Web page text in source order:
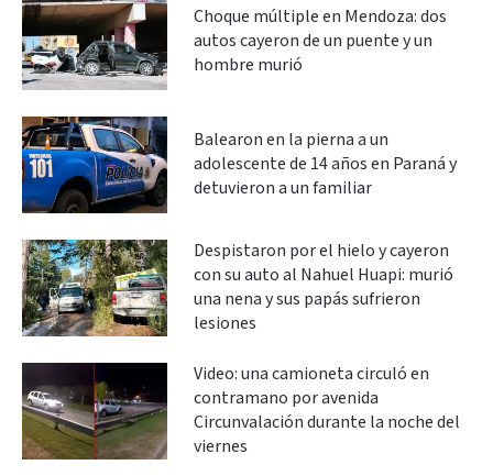
Choque múltiple en Mendoza: dos
autos cayeron de un puente y un
hombre murió
Balearon en la pierna a un
adolescente de 14 años en Paraná y
detuvieron a un familiar
Despistaron por el hielo y cayeron
con su auto al Nahuel Huapi: murió
una nena y sus papás sufrieron
lesiones
Video: una camioneta circuló en
contramano por avenida
Circunvalación durante la noche del
viernes